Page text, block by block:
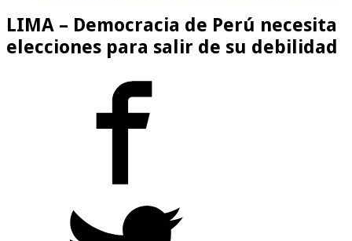
LIMA – Democracia de Perú necesita
elecciones para salir de su debilidad